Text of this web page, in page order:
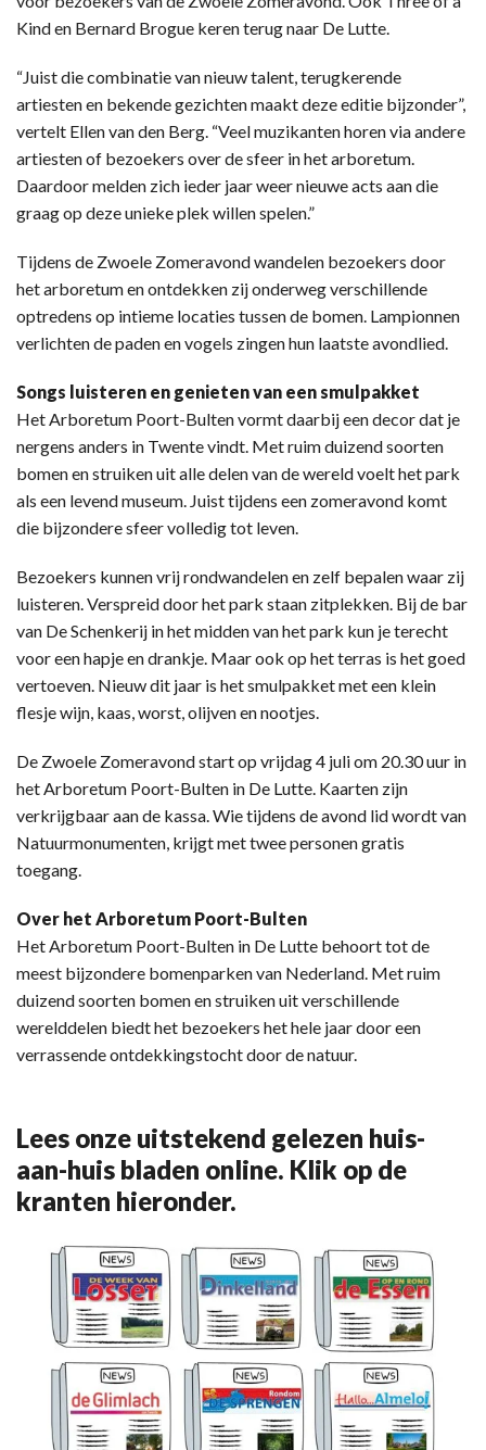
Kind en Bernard Brogue keren terug naar De Lutte.
“Juist die combinatie van nieuw talent, terugkerende
artiesten en bekende gezichten maakt deze editie bijzonder”,
vertelt Ellen van den Berg. “Veel muzikanten horen via andere
artiesten of bezoekers over de sfeer in het arboretum.
Daardoor melden zich ieder jaar weer nieuwe acts aan die
graag op deze unieke plek willen spelen.”
Tijdens de Zwoele Zomeravond wandelen bezoekers door
het arboretum en ontdekken zij onderweg verschillende
optredens op intieme locaties tussen de bomen. Lampionnen
verlichten de paden en vogels zingen hun laatste avondlied.
Songs luisteren en genieten van een smulpakket
Het Arboretum Poort-Bulten vormt daarbij een decor dat je
nergens anders in Twente vindt. Met ruim duizend soorten
bomen en struiken uit alle delen van de wereld voelt het park
als een levend museum. Juist tijdens een zomeravond komt
die bijzondere sfeer volledig tot leven.
Bezoekers kunnen vrij rondwandelen en zelf bepalen waar zij
luisteren. Verspreid door het park staan zitplekken. Bij de bar
van De Schenkerij in het midden van het park kun je terecht
voor een hapje en drankje. Maar ook op het terras is het goed
vertoeven. Nieuw dit jaar is het smulpakket met een klein
flesje wijn, kaas, worst, olijven en nootjes.
De Zwoele Zomeravond start op vrijdag 4 juli om 20.30 uur in
het Arboretum Poort-Bulten in De Lutte. Kaarten zijn
verkrijgbaar aan de kassa. Wie tijdens de avond lid wordt van
Natuurmonumenten, krijgt met twee personen gratis
toegang.
Over het Arboretum Poort-Bulten
Het Arboretum Poort-Bulten in De Lutte behoort tot de
meest bijzondere bomenparken van Nederland. Met ruim
duizend soorten bomen en struiken uit verschillende
werelddelen biedt het bezoekers het hele jaar door een
verrassende ontdekkingstocht door de natuur.
Lees onze uitstekend gelezen huis-
aan-huis bladen online. Klik op de
kranten hieronder.